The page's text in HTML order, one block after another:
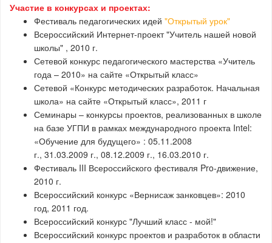
Участие в конкурсах и проектах:
Фестиваль педагогических идей "Открытый урок"
Всероссийский Интернет-проект "Учитель нашей новой
школы" , 2010 г.
Сетевой конкурс педагогического мастерства «Учитель
года – 2010» на сайте «Открытый класс»
Сетевой «Конкурс методических разработок. Начальная
школа» на сайте «Открытый класс», 2011 г
Семинары – конкурсы проектов, реализованных в школе
на базе УГПИ в рамках международного проекта Intel:
«Обучение для будущего» : 05.11.2008
г., 31.03.2009 г., 08.12.2009 г., 16.03.2010 г.
Фестиваль III Всероссийского фестиваля Pro-движение,
2010 г.
Всероссийский конкурс «Вернисаж занковцев»: 2010
год, 2011 год.
Всероссийский конкурс "Лучший класс - мой!"
Всероссийский конкурс проектов и разработок в области